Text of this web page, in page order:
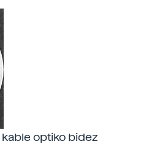
kable optiko bidez